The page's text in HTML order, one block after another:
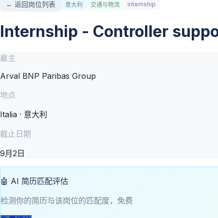
← 返回岗位列表 意大利 交通与物流 internship
Internship - Controller
雇主
Arval BNP Paribas Group
地点
Italia · 意大利
截止日期
9月2日
🤖 AI 简历匹配评估
检测你的简历与该岗位的匹配度，免费